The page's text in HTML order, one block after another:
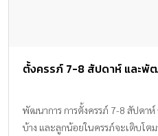
ตั้งครรภ์ 7-8 สัปดาห์ และพั
พัฒนาการ การตั้งครรภ์ 7-8 สัปดา
บ้าง และลูกน้อยในครรภ์จะเติบโต